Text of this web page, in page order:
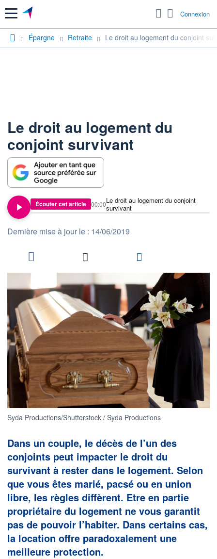
Menu Connexion
Épargne Retraite Le droit au logement du conjoint
Le droit au logement du
conjoint survivant
Écouter cet article
Le droit au logement du conjoint
survivant
00:00
Dernière mise à jour le : 14/06/2019
Syda Productions/Shutterstock / Syda Productions
Dans un couple, le décès de l’un des
conjoints peut impacter le droit du
survivant à rester dans le logement. Selon
que vous êtes marié, pacsé ou en union
libre, les règles diffèrent. Etre en partie
propriétaire du logement ne vous garantit
pas de pouvoir l’habiter. Dans certains cas,
la location offre paradoxalement une
meilleure protection.